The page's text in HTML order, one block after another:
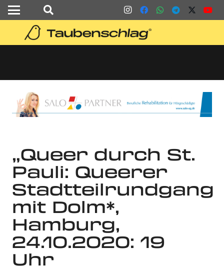
„Queer durch St.
Pauli: Queerer
Stadtteilrundgang
mit Dolm*,
Hamburg,
24.10.2020: 19
Uhr